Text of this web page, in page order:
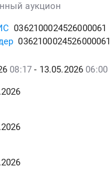
аукцион
0362100024526000061
0362100024526000061
08:17 - 13.05.2026 06:00